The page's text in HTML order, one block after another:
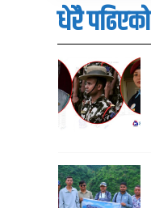
धेरै पढिएको